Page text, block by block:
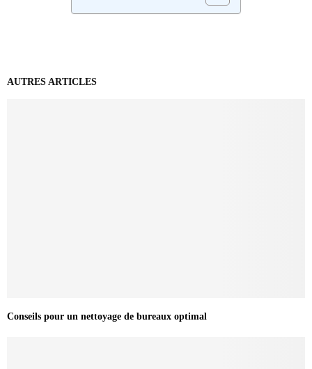
AUTRES ARTICLES
Conseils pour un nettoyage de bureaux optimal